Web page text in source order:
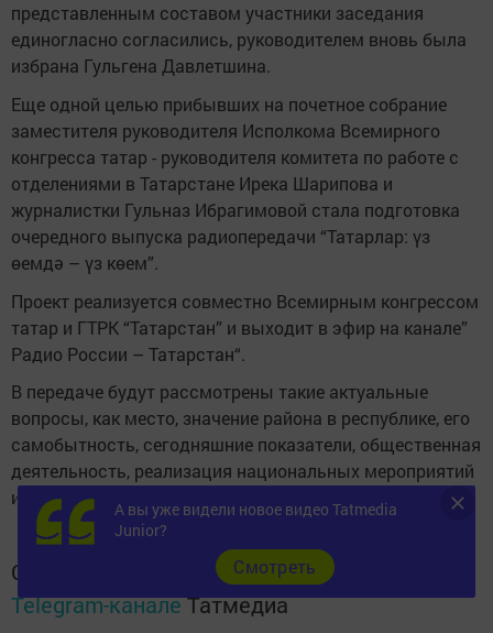
представленным составом участники заседания
единогласно согласились, руководителем вновь была
избрана Гульгена Давлетшина.
Еще одной целью прибывших на почетное собрание
заместителя руководителя Исполкома Всемирного
конгресса татар - руководителя комитета по работе с
отделениями в Татарстане Ирека Шарипова и
журналистки Гульназ Ибрагимовой стала подготовка
очередного выпуска радиопередачи “Татарлар: үз
өемдә – үз көем”.
Проект реализуется совместно Всемирным конгрессом
татар и ГТРК “Татарстан” и выходит в эфир на канале”
Радио России – Татарстан“.
В передаче будут рассмотрены такие актуальные
вопросы, как место, значение района в республике, его
самобытность, сегодняшние показатели, общественная
деятельность, реализация национальных мероприятий
и другие.
Следите за самым важным и интересным в
Telegram-каналеТатмедиа
А вы уже видели новое видео Tatmedia
Junior?
Cмотреть